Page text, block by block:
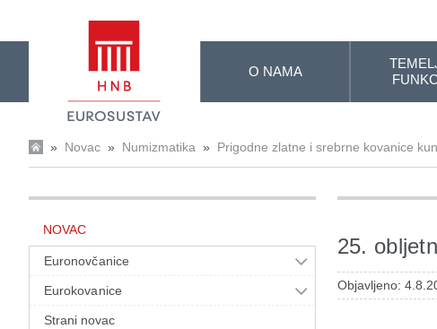
O NAMA
» Novac » Numizmatika » Prigodne zlatne i srebrne kovanice
NOVAC
Euronovčanice
Eurokovanice
Strani novac
25.
Objavljeno: